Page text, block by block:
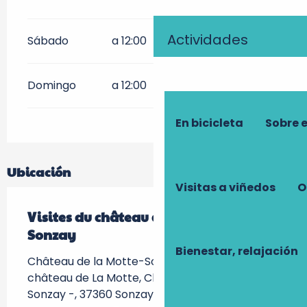
Actividades
En bicicleta Sobre
Visitas a viñedos
Bienestar, relajación
Sábado a 12:00
Domingo a 12:00
Ubicación
Visites du château de La Motte-
Sonzay
Château de la Motte-Sonzay, 107 route du
château de La Motte, Chateau de La Motte-
Sonzay -, 37360 Sonzay